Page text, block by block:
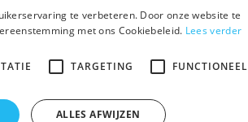
ook leuk
te verbeteren. Door onze website te
met ons Cookiebeleid. Lees verder
TARGETING FUNCTIONEEL
ALLES AFWIJZEN